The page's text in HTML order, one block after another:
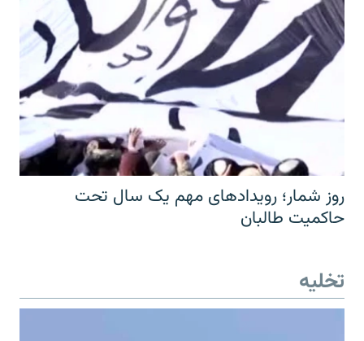
روز شمار؛ رویدادهای مهم یک سال تحت
حاکمیت طالبان
تخلیه